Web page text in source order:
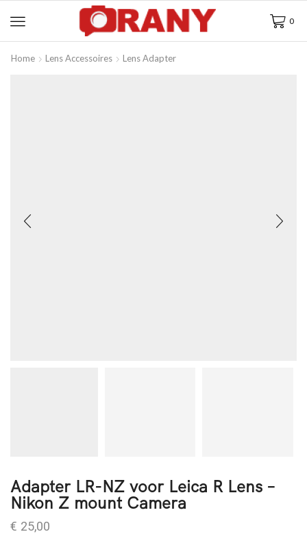
0
Home Lens Accessoires Lens Adapter
Adapter LR-NZ voor Leica R Lens –
Nikon Z mount Camera
€ 25,00